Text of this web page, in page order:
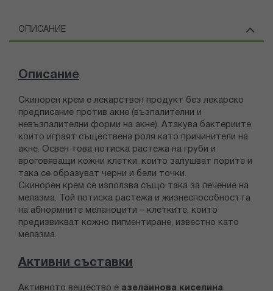
ОПИСАНИЕ
Описание
Скинорен крем е лекарствен продукт без лекарско
предписание против акне (възпалителни и
невъзпалителни форми на акне). Атакува бактериите,
които играят съществена роля като причинители на
акне. Освен това потиска растежа на груби и
вроговяващи кожни клетки, които запушват порите и
така се образуват черни и бели точки.
Скинорен крем се използва също така за лечение на
мелазма. Той потиска растежа и жизнеспособността
на абнормните меланоцити – клетките, които
предизвикват кожно пигментиране, известно като
мелазма.
Активни съставки
Активното вещество е азелаинова киселина